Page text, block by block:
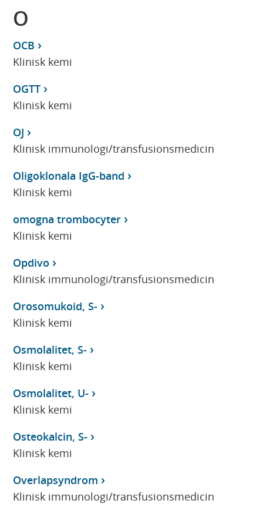
O
OCB
Klinisk kemi
OGTT
Klinisk kemi
OJ
Klinisk immunologi/transfusionsmedicin
Oligoklonala IgG-band
Klinisk kemi
omogna trombocyter
Klinisk kemi
Opdivo
Klinisk immunologi/transfusionsmedicin
Orosomukoid, S-
Klinisk kemi
Osmolalitet, S-
Klinisk kemi
Osmolalitet, U-
Klinisk kemi
Osteokalcin, S-
Klinisk kemi
Overlapsyndrom
Klinisk immunologi/transfusionsmedicin